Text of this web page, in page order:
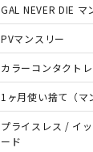
GAL NEVER DIE マ
PVマンスリー
カラーコンタクト
1ヶ月使い捨て（マ
プライスレス / イ
ード